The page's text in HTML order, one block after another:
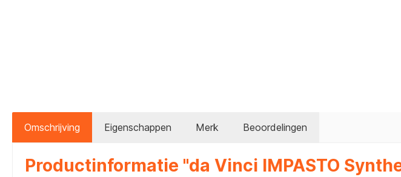
Omschrijving Eigenschappen Merk Beoordelingen
Productinformatie "da Vinci IMPASTO